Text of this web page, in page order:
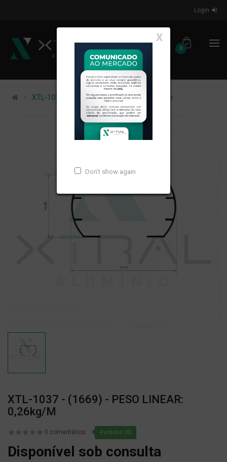
Login
0
X
Don't show again
XTL-1037 - (1669) - PESO LINEAR: 0,26kg/m
XTL-1037 - (1669) - PESO LINEAR:
0,26kg/m
0 comentários Pedidos (0)
Disponível sob consulta